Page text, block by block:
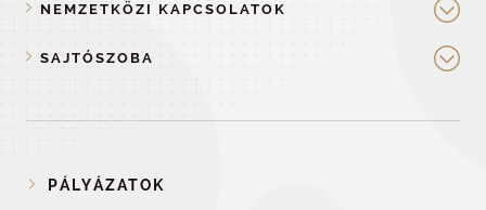
NEMZETKÖZI KAPCSOLATOK
SAJTÓSZOBA
PÁLYÁZATOK